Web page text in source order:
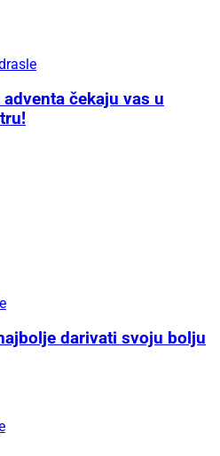
čekaju vas u
darivati svoju bolju